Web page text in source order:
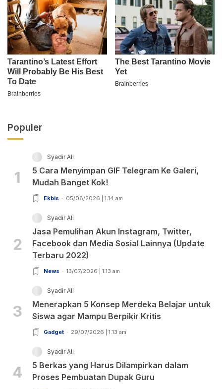
Populer
1
Syadir Ali
5 Cara Menyimpan GIF Telegram Ke Galeri,
Mudah Banget Kok!
Ekbis 05/08/2026 | 1:14 am
2
Syadir Ali
Jasa Pemulihan Akun Instagram, Twitter,
Facebook dan Media Sosial Lainnya (Update
Terbaru 2022)
News 13/07/2026 | 1:13 am
3
Syadir Ali
Menerapkan 5 Konsep Merdeka Belajar untuk
Siswa agar Mampu Berpikir Kritis
Gadget 29/07/2026 | 1:13 am
4
Syadir Ali
5 Berkas yang Harus Dilampirkan dalam
Proses Pembuatan Dupak Guru